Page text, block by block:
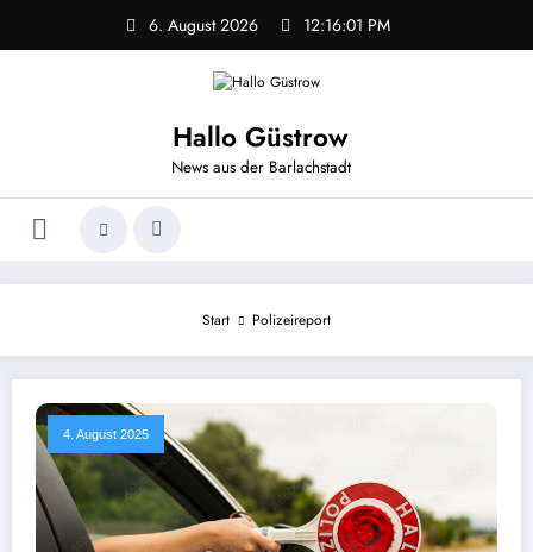
springen
6. August 2026 12:16:02 PM
Hallo Güstrow
News aus der Barlachstadt
Start Polizeireport
4. August 2025